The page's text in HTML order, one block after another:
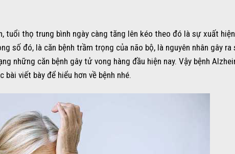
tuổi thọ trung bình ngày càng tăng lên kéo theo đó là sự xuất
số đó, là căn bệnh trầm trọng của não bộ, là nguyên nhân gây ra
những căn bệnh gây tử vong hàng đầu hiện nay. Vậy bệnh
bài viết bày để hiểu hơn về bệnh nhé.